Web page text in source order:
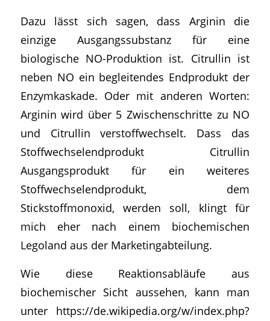
Dazu lässt sich sagen, dass Arginin die
einzige Ausgangssubstanz für eine
biologische NO-Produktion ist. Citrullin ist
neben NO ein begleitendes Endprodukt der
Enzymkaskade. Oder mit anderen Worten:
Arginin wird über 5 Zwischenschritte zu NO
und Citrullin verstoffwechselt. Dass das
Stoffwechselendprodukt Citrullin
Ausgangsprodukt für ein weiteres
Stoffwechselendprodukt, dem
Stickstoffmonoxid, werden soll, klingt für
mich eher nach einem biochemischen
Legoland aus der Marketingabteilung.
Wie diese Reaktionsabläufe aus
biochemischer Sicht aussehen, kann man
unter https://de.wikipedia.org/w/index.php?